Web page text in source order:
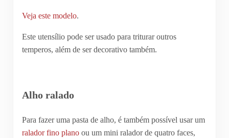
Veja este modelo.
Este utensílio pode ser usado para triturar outros
temperos, além de ser decorativo também.
Alho ralado
Para fazer uma pasta de alho, é também possível usar um
ralador fino planoou um mini ralador de quatro faces,